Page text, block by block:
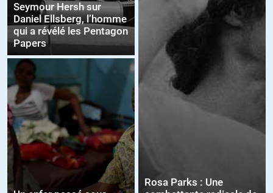
Seymour Hersh sur
Daniel Ellsberg, l’homme
qui a révélé les Pentagon
Papers
Rosa Parks : Une